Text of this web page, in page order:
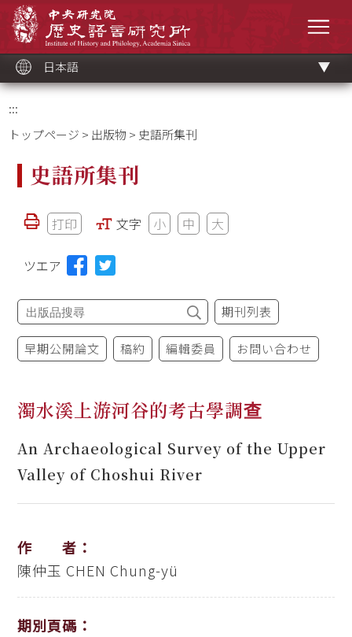
ッ
ク
日本語
:::
トップページ > 出版物 > 史語所集刊
史語所集刊
打印 文字 小 中 大
ツエア
期刊列表
早期公開論文 稿約 編輯委員 お問い合わせ
濁水溪上游河谷的考古學調查
An Archaeological Survey of the Upper
Valley of Choshui River
作 者：
陳仲玉 CHEN Chung-yü
期別頁碼：